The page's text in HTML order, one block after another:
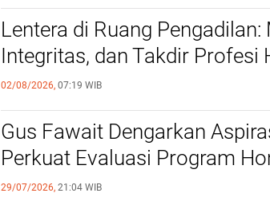
​Lentera di Ruang
Integritas, dan Takdir Profesi
02/08/2026, 07:19 WIB
‎Gus Fawait Dengarkan
Perkuat Evaluasi Program
29/07/2026, 21:04 WIB